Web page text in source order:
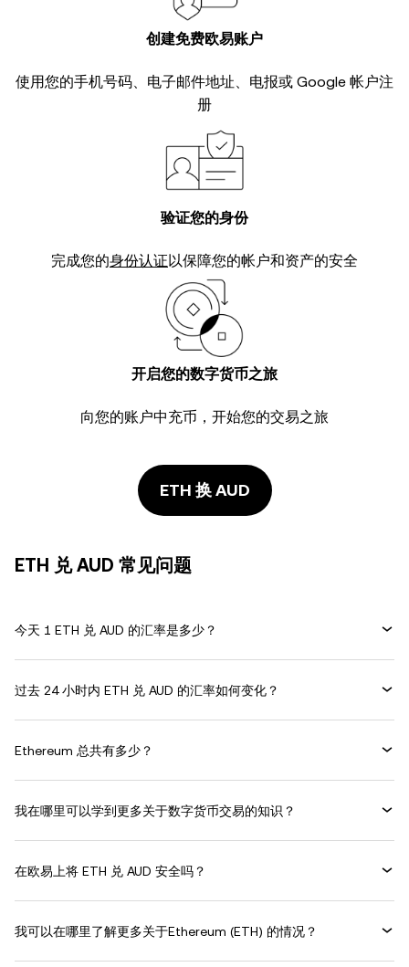
创建免费欧易账户
使用您的手机号码、电子邮件地址、电报或 Google 帐户注
册
验证您的身份
完成您的身份认证以保障您的帐户和资产的安全
开启您的数字货币之旅
向您的账户中充币，开始您的交易之旅
ETH 换 AUD
ETH 兑 AUD 常见问题
今天 1 ETH 兑 AUD 的汇率是多少？
过去 24 小时内 ETH 兑 AUD 的汇率如何变化？
Ethereum 总共有多少？
我在哪里可以学到更多关于数字货币交易的知识？
在欧易上将 ETH 兑 AUD 安全吗？
我可以在哪里了解更多关于Ethereum (ETH) 的情况？